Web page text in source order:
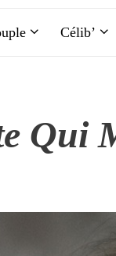
Célib’
Qui